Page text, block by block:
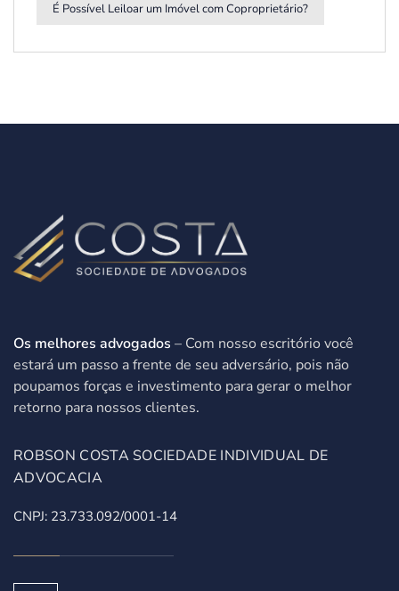
É Possível Leiloar um Imóvel com Coproprietário?
Os melhores advogados – Com nosso escritório você
estará um passo a frente de seu adversário, pois não
poupamos forças e investimento para gerar o melhor
retorno para nossos clientes.
ROBSON COSTA SOCIEDADE INDIVIDUAL DE
ADVOCACIA
CNPJ: 23.733.092/0001-14